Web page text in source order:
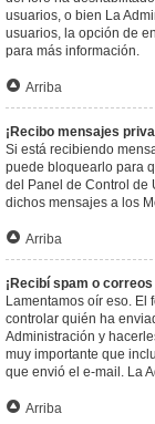
usuarios, o bien La
usuarios, la opción de
para más información.
Arriba
¡Recibo mensajes
Si está recibiendo
puede bloquearlo para
del Panel de Control de
dichos mensajes a los
Arriba
¡Recibí spam o
Lamentamos oír eso.
controlar quién ha
Administración y
muy importante que
que envió el e-mail. La
Arriba